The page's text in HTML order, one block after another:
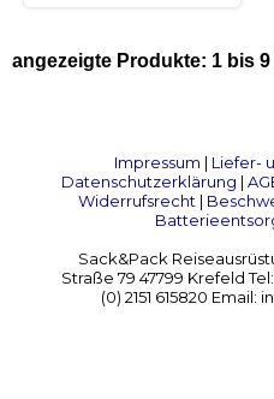
angezeigte Produkte: 1 bis 9
Impressum | Liefer-
Datenschutzerklärung |
Widerrufsrecht |
Sack&Pack
Straße 79 47799 Krefeld Tel:
(0) 2151 615820